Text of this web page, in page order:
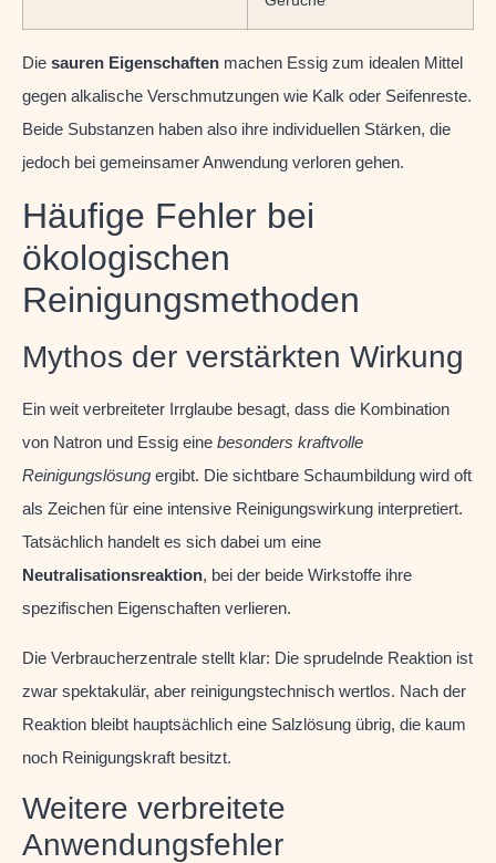
Die sauren Eigenschaften machen Essig zum idealen Mittel
gegen alkalische Verschmutzungen wie Kalk oder Seifenreste.
Beide Substanzen haben also ihre individuellen Stärken, die
jedoch bei gemeinsamer Anwendung verloren gehen.
Häufige Fehler bei
ökologischen
Reinigungsmethoden
Mythos der verstärkten Wirkung
Ein weit verbreiteter Irrglaube besagt, dass die Kombination
von Natron und Essig eine besonders kraftvolle
Reinigungslösung ergibt. Die sichtbare Schaumbildung wird oft
als Zeichen für eine intensive Reinigungswirkung interpretiert.
Tatsächlich handelt es sich dabei um eine
Neutralisationsreaktion, bei der beide Wirkstoffe ihre
spezifischen Eigenschaften verlieren.
Die Verbraucherzentrale stellt klar: Die sprudelnde Reaktion ist
zwar spektakulär, aber reinigungstechnisch wertlos. Nach der
Reaktion bleibt hauptsächlich eine Salzlösung übrig, die kaum
noch Reinigungskraft besitzt.
Weitere verbreitete
Anwendungsfehler